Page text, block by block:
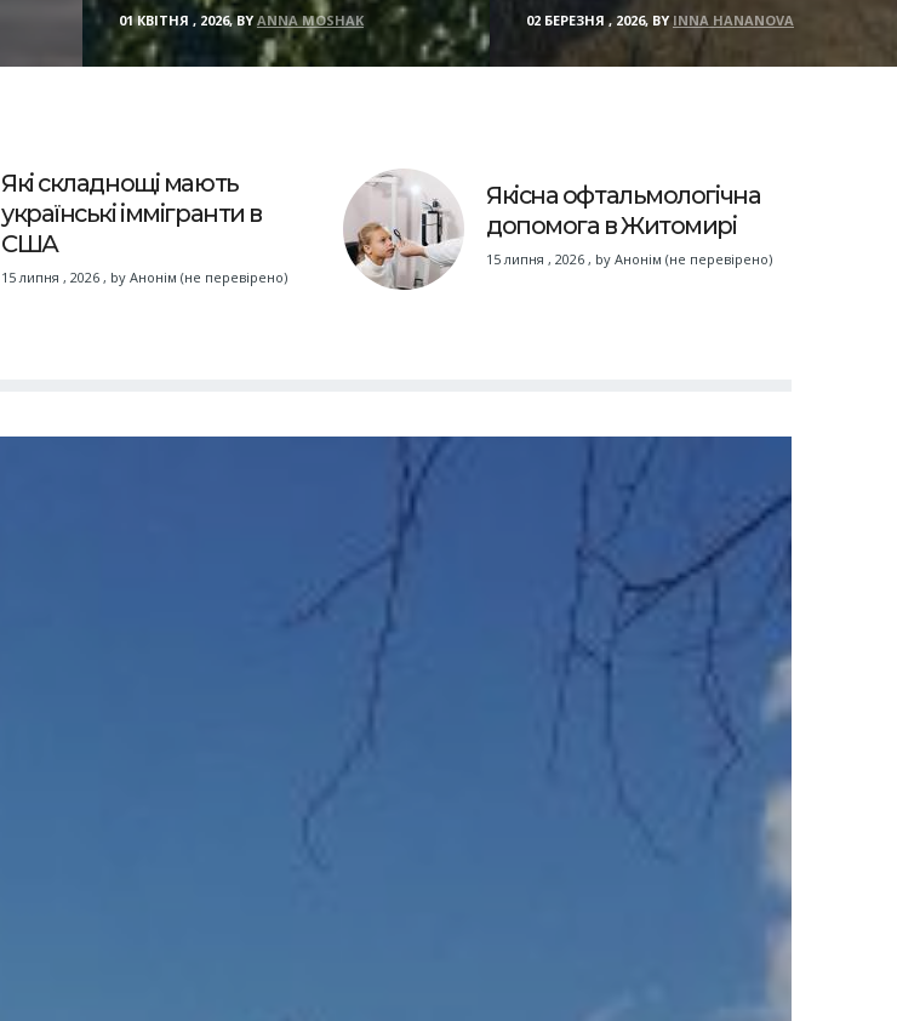
01 КВІТНЯ , 2026, BYANNA MOSHAK 02 БЕРЕЗНЯ , 2026, BY INNA HANANOVA
Які складнощі мають
українські іммігранти в
США
15 липня , 2026, by Анонім (не перевірено)
Якісна офтальмологічна
допомога в Житомирі
15 липня , 2026, by Анонім (не перевірено)